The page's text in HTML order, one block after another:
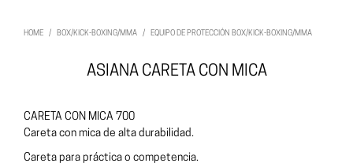
HOME / BOX/KICK-BOXING/MMA / EQUIPO DE PROTECCIÓN BOX/KICK-BOXING/MMA
ASIANA CARETA CON MICA
CARETA CON MICA 700
Careta con mica de alta durabilidad.
Careta para práctica o competencia.